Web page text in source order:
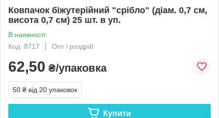
Ковпачок біжутерійний "срібло" (діам. 0,7 см,
висота 0,7 см) 25 шт. в уп.
В наявності
Код: 8717
Опт і роздріб
62,50 ₴/упаковка
50 ₴ від 20 упаковок
Купити